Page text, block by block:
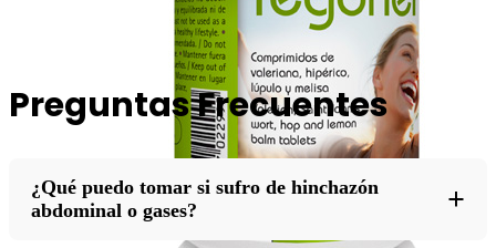
Preguntas Frecuentes
¿Qué puedo tomar si sufro de hinchazón
abdominal o gases?
+